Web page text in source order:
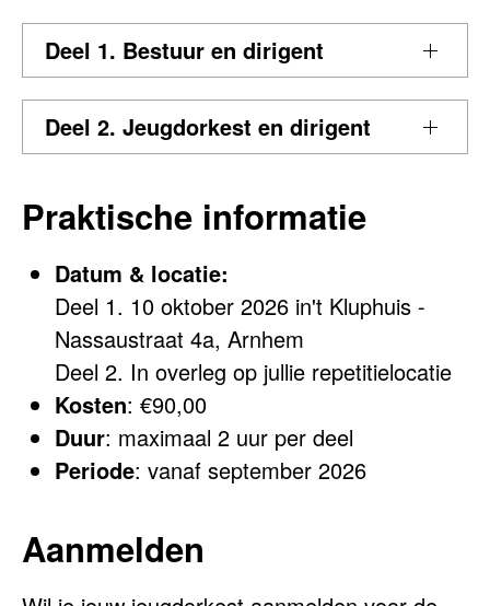
Deel 1. Bestuur en dirigent
Deel 2. Jeugdorkest en dirigent
Praktische informatie
Datum & locatie:
Deel 1. 10 oktober 2026 in't Kluphuis -
Nassaustraat 4a, Arnhem
Deel 2. In overleg op jullie repetitielocatie
Kosten: €90,00
Duur: maximaal 2 uur per deel
Periode: vanaf september 2026
Aanmelden